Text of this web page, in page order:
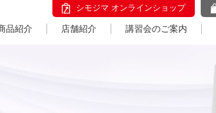
シモジマ オンラインショップ
品紹介 店舗紹介 講習会のご案内